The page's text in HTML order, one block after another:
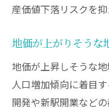
産価値下落リスクを抑
地価が上がりそうな
地価が上昇しそうな
人口増加傾向に着目
開発や新駅開業など